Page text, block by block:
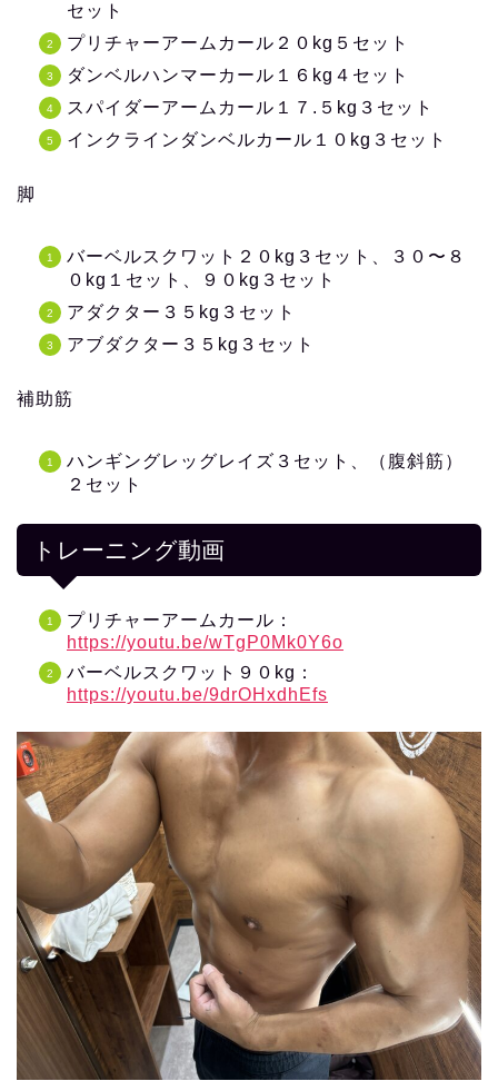
セット
プリチャーアームカール２０kg５セット
ダンベルハンマーカール１６kg４セット
スパイダーアームカール１７.５kg３セット
インクラインダンベルカール１０kg３セット
脚
バーベルスクワット２０kg３セット、３０〜８
０kg１セット、９０kg３セット
アダクター３５kg３セット
アブダクター３５kg３セット
補助筋
ハンギングレッグレイズ３セット、（腹斜筋）
２セット
トレーニング動画
プリチャーアームカール：
https://youtu.be/wTgP0Mk0Y6o
バーベルスクワット９０kg：
https://youtu.be/9drOHxdhEfs